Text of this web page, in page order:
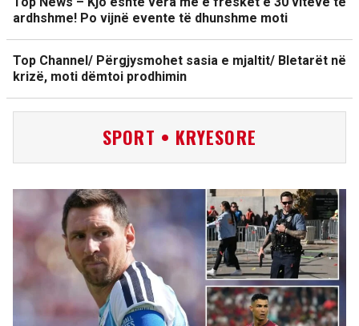
ardhshme! Po vijnë evente të dhunshme moti
Top Channel/ Përgjysmohet sasia e mjaltit/ Bletarët në
krizë, moti dëmtoi prodhimin
SPORT • KRYESORE